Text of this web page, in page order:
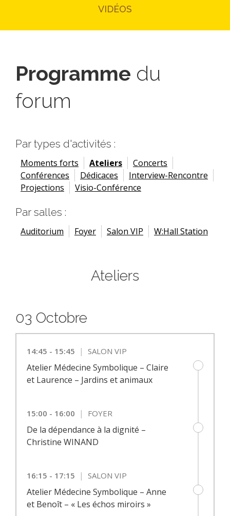
VIDÉOS
Programme du
forum
Par types d'activités :
Moments forts Ateliers
Concerts
Conférences
Dédicaces
Interview-Rencontre
Projections
Visio-Conférence
Par salles :
Auditorium Foyer Salon VIP W:Hall Station
Ateliers
03 Octobre
14:45 - 15:45 | SALON VIP
Atelier Médecine Symbolique – Claire
et Laurence – Jardins et animaux
15:00 - 16:00 | FOYER
De la dépendance à la dignité –
Christine WINAND
16:15 - 17:15 | SALON VIP
Atelier Médecine Symbolique – Anne
et Benoît – « Les échos miroirs »